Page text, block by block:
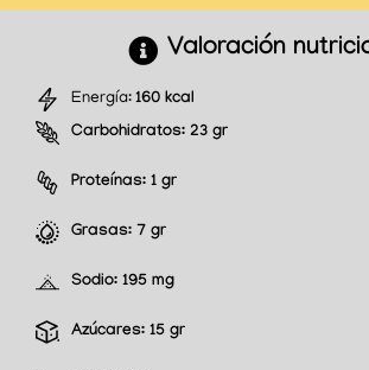
Valoración
Energía: 160 kcal
Carbohidratos: 23 gr
Proteínas: 1 gr
Grasas: 7 gr
Sodio: 195 mg
Azúcares: 15 gr